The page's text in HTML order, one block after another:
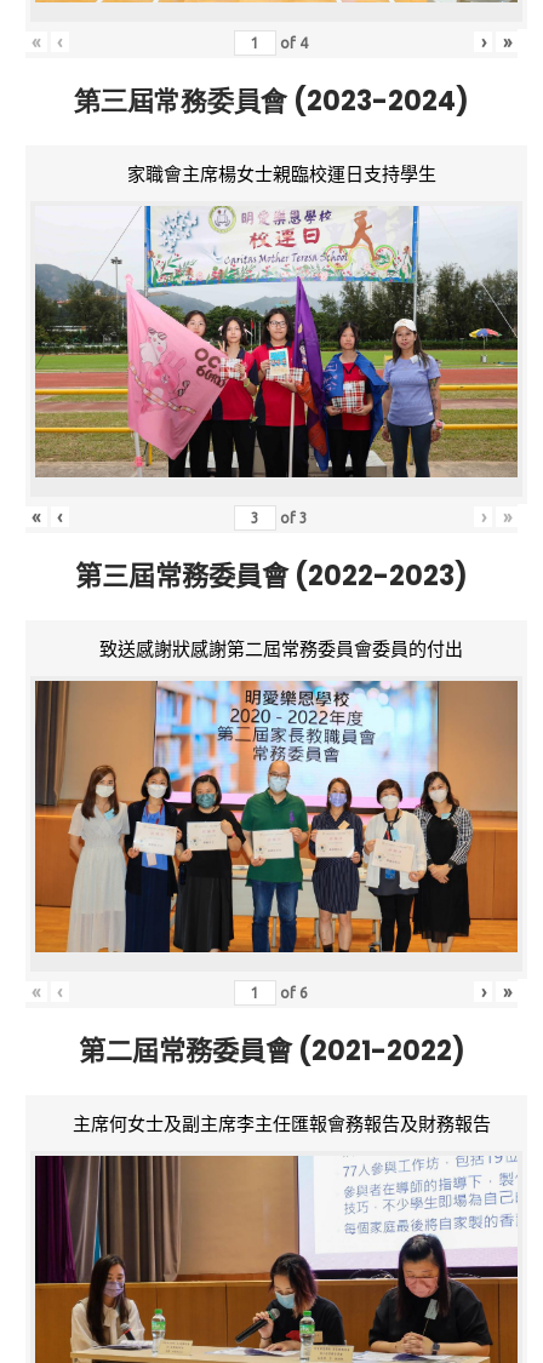
« ‹ of 4 › »
第三屆常務委員會 (2023-2024)
家職會主席楊女士親臨校運日支持學生
« ‹ of3 › »
第三屆常務委員會 (2022-2023)
致送感謝狀感謝第二屆常務委員會委員的付出
« ‹ of 6 › »
第二屆常務委員會 (2021-2022)
主席何女士及副主席李主任匯報會務報告及財務報告